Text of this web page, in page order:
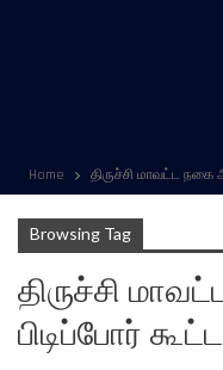
Home திருச்சி மாவட்ட நகை
Browsing Tag
திருச்சி
பிடிப்போர்